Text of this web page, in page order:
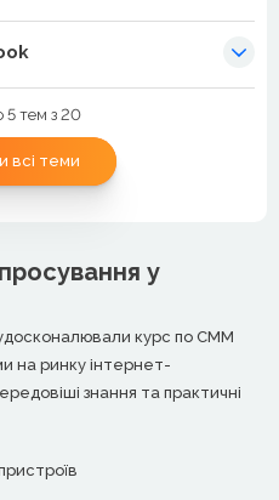
5 тем з 20
всі теми
у
курс по СММ
на ринку інтернет-
знання та практичні